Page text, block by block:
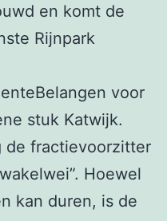
en komt de
Rijnpark
voor
stuk Katwijk.
de fractievoorzitter
Hoewel
kan duren, is de